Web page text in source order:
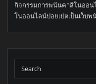
กิจกรรมการพนันคาสิโนออน
โนออนไลน์ปอยเปตเป็นเว็บ